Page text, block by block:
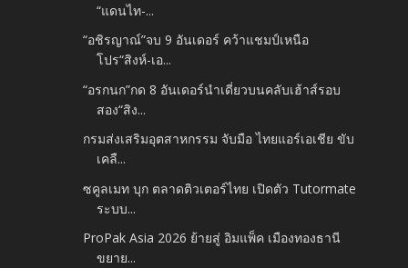
“แดนไท-...
“อชิรญาณ์”จบ 9 อันเดอร์ คว้าแชมป์เหนือ
โปร“สิงห์-เอ...
“อรกนก”กด 8 อันเดอร์นำเดี่ยวบนคลับเฮ้าส์รอบ
สอง“สิง...
กรมส่งเสริมอุตสาหกรรม จับมือ ไทยแอร์เอเชีย ขับ
เคลื...
ซคูลเมท บุก ตลาดติวเตอร์ไทย เปิดตัว Tutormate
ระบบ...
ProPak Asia 2026 ย้ายสู่ อิมแพ็ค เมืองทองธานี
ขยาย...